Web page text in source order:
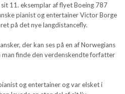
11. eksemplar af flyet Boeing 787
pianist og entertainer Victor Borge
på det nye langdistancefly.
der kan ses på en af Norwegians
man finde den verdenskendte forfatter
og entertainer og var elsket i